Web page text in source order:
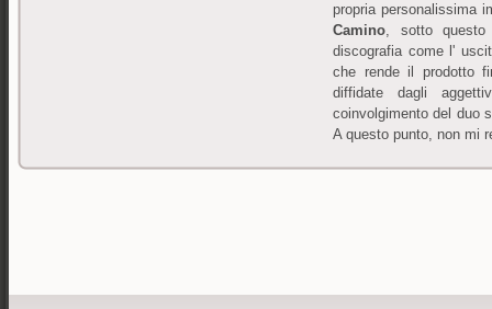
propria personalissima
Camino, sotto questo
discografia come l'
che rende il prodotto
diffidate dagli
coinvolgimento del duo
A questo punto, non mi